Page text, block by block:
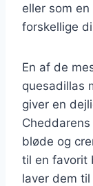
eller som
forskellige
En af de
quesadillas
giver en
bløde og
til en favorit
laver dem